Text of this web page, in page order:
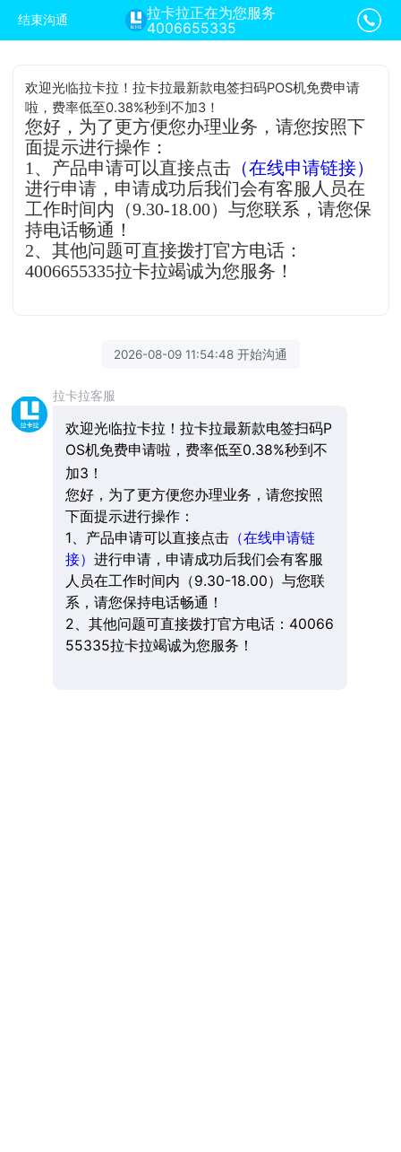
结束沟通
拉卡拉正在为您服务
4006655335
欢迎光临拉卡拉！拉卡拉最新款电签扫码POS机免费申请
啦，费率低至0.38%秒到不加3！
您好，为了更方便您办理业务，请您按照下
面提示进行操作：
1、产品申请可以直接点击 （在线申请链接）
进行申请，申请成功后我们会有客服人员在
工作时间内（9.30-18.00）与您联系，请您保
持电话畅通！
2、其他问题可直接拨打官方电话：
4006655335拉卡拉竭诚为您服务！
2026-08-09 11:54:48 开始沟通
拉卡拉客服
欢迎光临拉卡拉！拉卡拉最新款电签扫码P
OS机免费申请啦，费率低至0.38%秒到不
加3！
您好，为了更方便您办理业务，请您按照
下面提示进行操作：
1、产品申请可以直接点击（在线申请链
接） 进行申请，申请成功后我们会有客服
人员在工作时间内（9.30-18.00）与您联
系，请您保持电话畅通！
2、其他问题可直接拨打官方电话：40066
55335拉卡拉竭诚为您服务！